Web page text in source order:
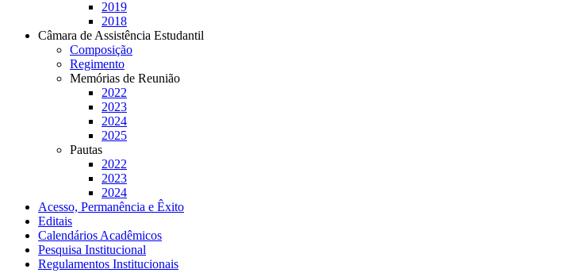
2019
2018
Câmara de Assistência Estudantil
Composição
Regimento
Memórias de Reunião
2022
2023
2024
2025
Pautas
2022
2023
2024
Acesso, Permanência e Êxito
Editais
Calendários Acadêmicos
Pesquisa Institucional
Regulamentos Institucionais